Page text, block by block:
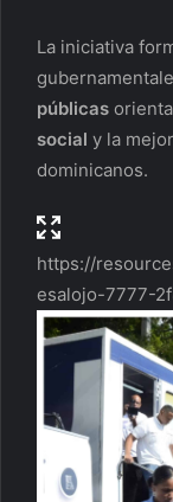
La iniciativa
públicas
social y la
dominicanos.
https://
esalojo-7777-